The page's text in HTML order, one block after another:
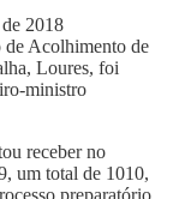
2018
Acolhimento de
Loures, foi
ministro
receber no
um total de 1010,
preparatório